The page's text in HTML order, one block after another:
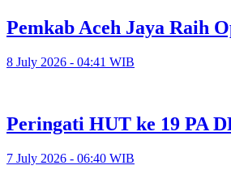
Pemkab Aceh Jaya Raih
8 July 2026 - 04:41 WIB
Peringati HUT ke 19 PA
7 July 2026 - 06:40 WIB